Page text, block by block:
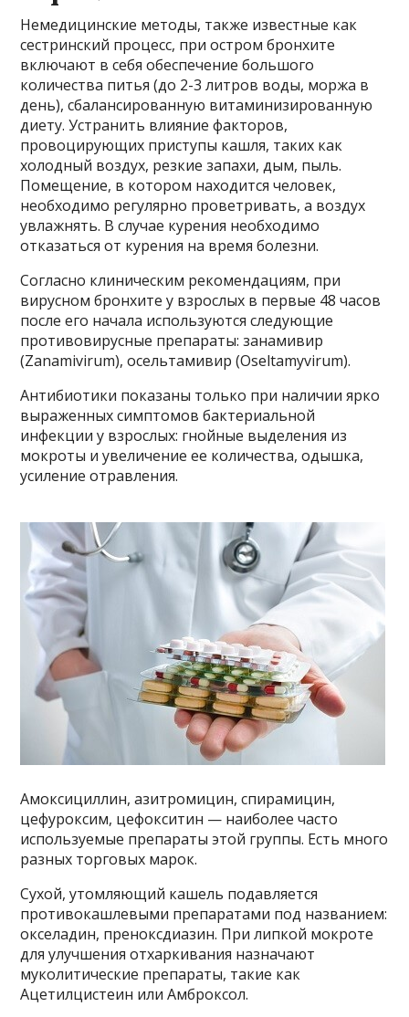
Немедицинские методы, также известные как
сестринский процесс, при остром бронхите
включают в себя обеспечение большого
количества питья (до 2-3 литров воды, моржа в
день), сбалансированную витаминизированную
диету. Устранить влияние факторов,
провоцирующих приступы кашля, таких как
холодный воздух, резкие запахи, дым, пыль.
Помещение, в котором находится человек,
необходимо регулярно проветривать, а воздух
увлажнять. В случае курения необходимо
отказаться от курения на время болезни.
Согласно клиническим рекомендациям, при
вирусном бронхите у взрослых в первые 48 часов
после его начала используются следующие
противовирусные препараты: занамивир
(Zanamivirum), осельтамивир (Oseltamyvirum).
Антибиотики показаны только при наличии ярко
выраженных симптомов бактериальной
инфекции у взрослых: гнойные выделения из
мокроты и увеличение ее количества, одышка,
усиление отравления.
Амоксициллин, азитромицин, спирамицин,
цефуроксим, цефокситин — наиболее часто
используемые препараты этой группы. Есть много
разных торговых марок.
Сухой, утомляющий кашель подавляется
противокашлевыми препаратами под названием:
окселадин, преноксдиазин. При липкой мокроте
для улучшения отхаркивания назначают
муколитические препараты, такие как
Ацетилцистеин или Амброксол.